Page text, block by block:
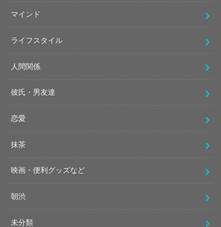
マインド
ライフスタイル
人間関係
彼氏・男友達
恋愛
抹茶
映画・便利グッズなど
朝渋
未分類